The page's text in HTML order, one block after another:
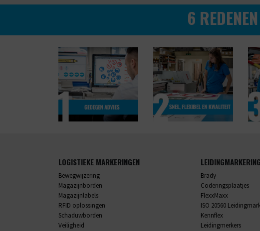
6
LOGISTIEKE MARKERINGEN
Bewegwijzering
Magazijnborden
Magazijnlabels
RFID oplossingen
Schaduwborden
Veiligheid
LEIDINGMARKERING
Brady
Coderingsplaatjes
FlexxMaxx
ISO 20560
Kennflex
Leidingmerkers